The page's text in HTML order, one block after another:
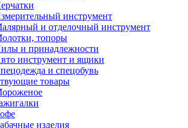
инструмент
и отделочный инструмент
топоры
и принадлежности
инструмент и ящики
и спецобувь
товары
изделия